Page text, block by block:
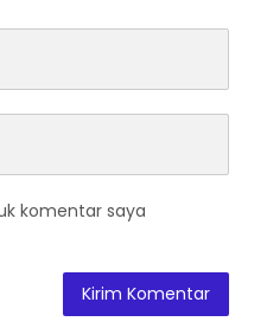
komentar saya